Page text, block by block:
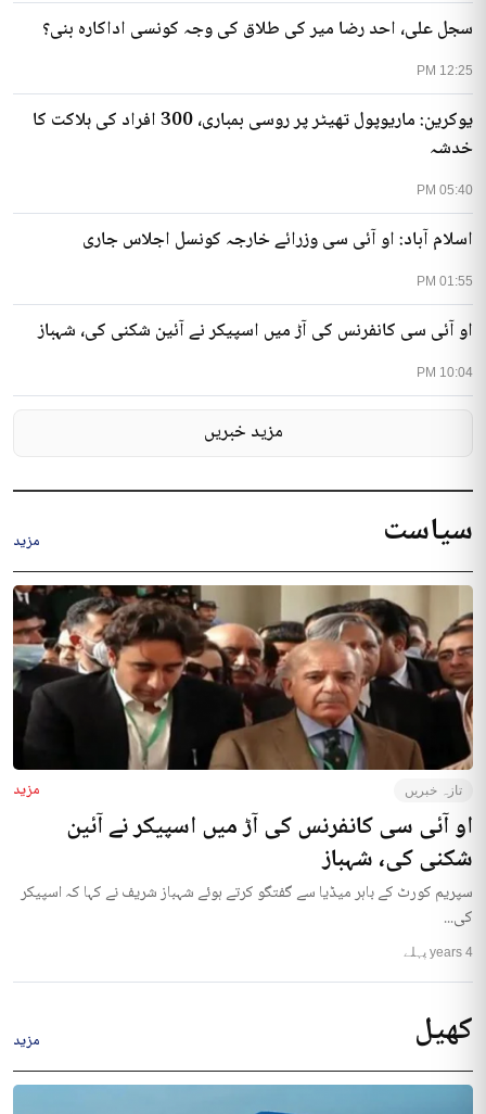
12:25 PM
سجل علی، احد رضا میر کی طلاق کی وجہ کونسی اداکارہ بنی؟
05:40 PM
یوکرین: ماریوپول تھیٹر پر روسی بمباری، 300 افراد کی ہلاکت کا
خدشہ
01:55 PM
اسلام آباد: او آئی سی وزرائے خارجہ کونسل اجلاس جاری
10:04 PM
او آئی سی کانفرنس کی آڑ میں اسپیکر نے آئین شکنی کی، شہباز
مزید خبریں
سیاست مزید
تازہ خبریں مزید
او آئی سی کانفرنس کی آڑ میں اسپیکر نے آئین
شکنی کی، شہباز
سپریم کورٹ کے باہر میڈیا سے گفتگو کرتے ہوئے شہباز شریف نے کہا کہ اسپیکر
کی...
4 years پہلے
کھیل مزید